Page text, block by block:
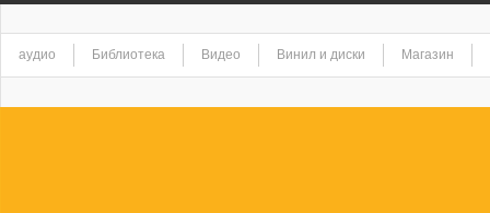
аудио Библиотека Видео Винил и диски Магазин